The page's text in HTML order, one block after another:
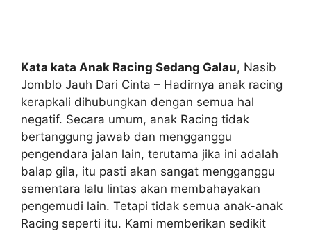
Kata kata Anak Racing Sedang Galau, Nasib
Jomblo Jauh Dari Cinta – Hadirnya anak racing
kerapkali dihubungkan dengan semua hal
negatif. Secara umum, anak Racing tidak
bertanggung jawab dan mengganggu
pengendara jalan lain, terutama jika ini adalah
balap gila, itu pasti akan sangat mengganggu
sementara lalu lintas akan membahayakan
pengemudi lain. Tetapi tidak semua anak-anak
Racing seperti itu. Kami memberikan sedikit